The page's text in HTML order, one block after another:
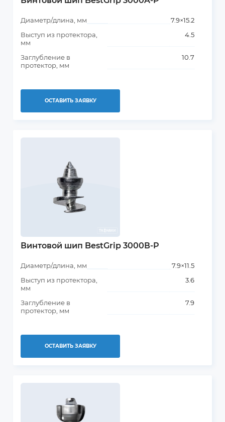
Диаметр/длина, мм
7.9×15.2
Выступ из протектора,
мм
4.5
Заглубление в
протектор, мм
10.7
ОСТАВИТЬ ЗАЯВКУ
Винтовой шип BestGrip 3000В-P
Диаметр/длина, мм
7.9×11.5
Выступ из протектора,
мм
3.6
Заглубление в
протектор, мм
7.9
ОСТАВИТЬ ЗАЯВКУ